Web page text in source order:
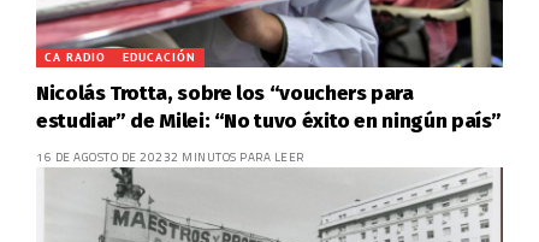
CA RADIO EDUCACIÓN
Nicolás Trotta, sobre los “vouchers para
estudiar” de Milei: “No tuvo éxito en ningún país”
16 DE AGOSTO DE 20232 MINUTOS PARA LEER